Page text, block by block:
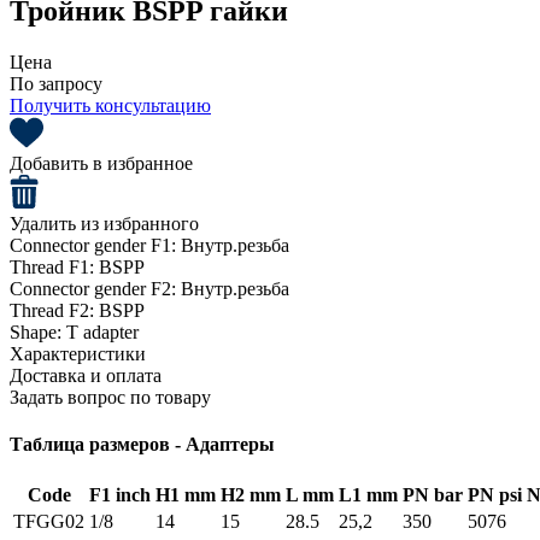
Тройник BSPP гайки
Цена
По запросу
Получить консультацию
Добавить в избранное
Удалить из избранного
Connector gender F1: Внутр.резьба
Thread F1: BSPP
Connector gender F2: Внутр.резьба
Thread F2: BSPP
Shape: T adapter
Характеристики
Доставка и оплата
Задать вопрос по товару
Таблица размеров - Адаптеры
Code F1 inch H1 mm H2 mm L mm L1 mm PN bar PN psi
TFGG02 1/8 14 15 28.5 25,2 350
5076